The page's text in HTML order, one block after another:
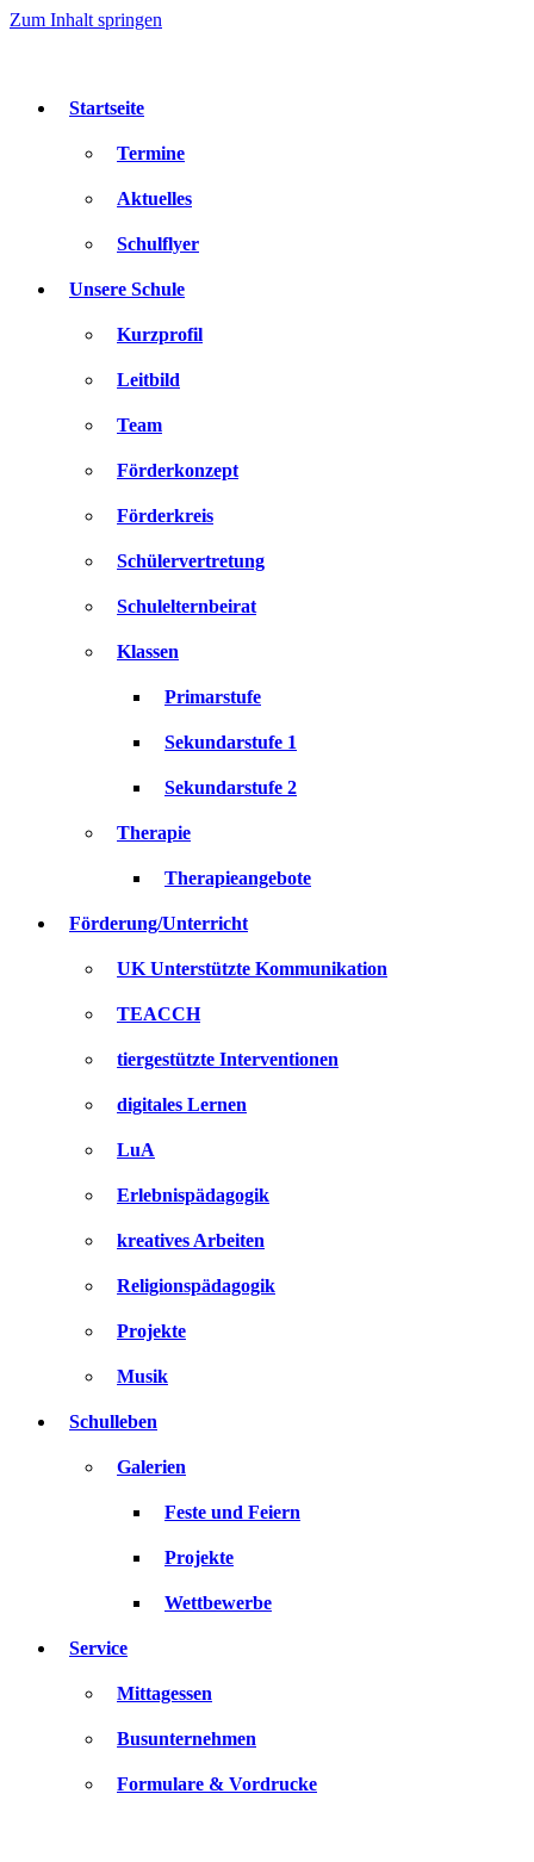
Zum Inhalt springen
Startseite
Termine
Aktuelles
Schulflyer
Unsere Schule
Kurzprofil
Leitbild
Team
Förderkonzept
Förderkreis
Schülervertretung
Schulelternbeirat
Klassen
Primarstufe
Sekundarstufe 1
Sekundarstufe 2
Therapie
Therapieangebote
Förderung/Unterricht
UK Unterstützte Kommunikation
TEACCH
tiergestützte Interventionen
digitales Lernen
LuA
Erlebnispädagogik
kreatives Arbeiten
Religionspädagogik
Projekte
Musik
Schulleben
Galerien
Feste und Feiern
Projekte
Wettbewerbe
Service
Mittagessen
Busunternehmen
Formulare & Vordrucke